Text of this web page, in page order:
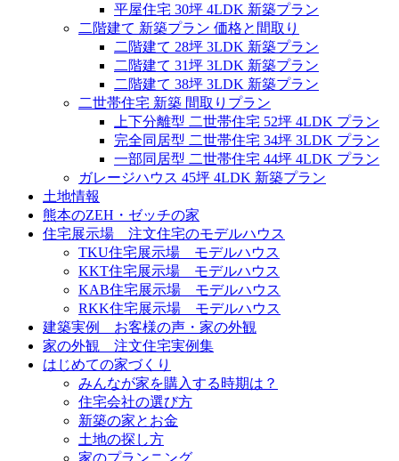
平屋住宅 30坪 4LDK 新築プラン
二階建て 新築プラン 価格と間取り
二階建て 28坪 3LDK 新築プラン
二階建て 31坪 3LDK 新築プラン
二階建て 38坪 3LDK 新築プラン
二世帯住宅 新築 間取りプラン
上下分離型 二世帯住宅 52坪 4LDK プラン
完全同居型 二世帯住宅 34坪 3LDK プラン
一部同居型 二世帯住宅 44坪 4LDK プラン
ガレージハウス 45坪 4LDK 新築プラン
土地情報
熊本のZEH・ゼッチの家
住宅展示場 注文住宅のモデルハウス
TKU住宅展示場 モデルハウス
KKT住宅展示場 モデルハウス
KAB住宅展示場 モデルハウス
RKK住宅展示場 モデルハウス
建築実例 お客様の声・家の外観
家の外観 注文住宅実例集
はじめての家づくり
みんなが家を購入する時期は？
住宅会社の選び方
新築の家とお金
土地の探し方
家のプランニング